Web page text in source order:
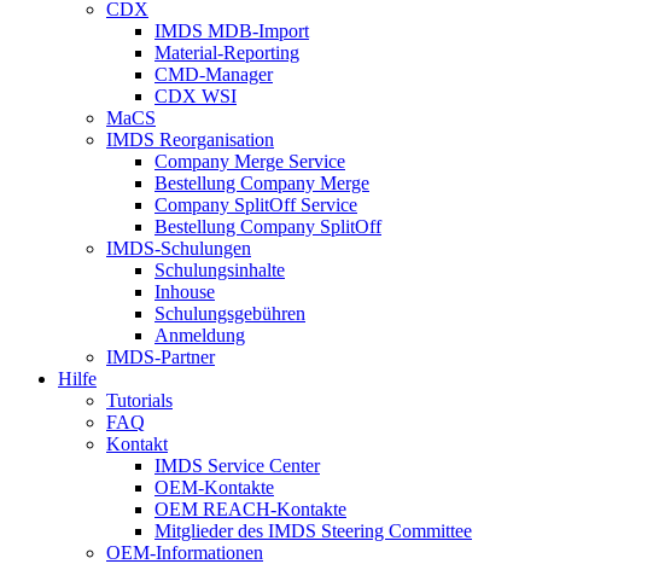
CDX
IMDS MDB-Import
Material-Reporting
CMD-Manager
CDX WSI
MaCS
IMDS Reorganisation
Company Merge Service
Bestellung Company Merge
Company SplitOff Service
Bestellung Company SplitOff
IMDS-Schulungen
Schulungsinhalte
Inhouse
Schulungsgebühren
Anmeldung
IMDS-Partner
Hilfe
Tutorials
FAQ
Kontakt
IMDS Service Center
OEM-Kontakte
OEM REACH-Kontakte
Mitglieder des IMDS Steering Committee
OEM-Informationen